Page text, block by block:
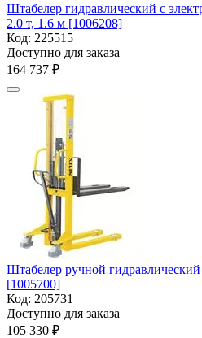
Штабелер гидравлический с
2.0 т, 1.6 м [1006208]
Код: 225515
Доступно для заказа
164 737 ₽
Штабелер ручной
[1005700]
Код: 205731
Доступно для заказа
105 330 ₽